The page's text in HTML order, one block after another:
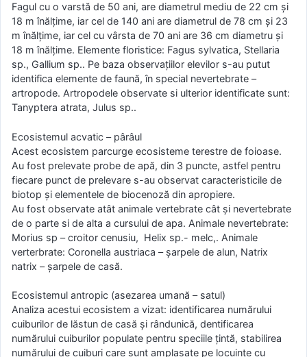
Fagul cu o varstă de 50 ani, are diametrul mediu de 22 cm și
18 m înălțime, iar cel de 140 ani are diametrul de 78 cm și 23
m înălțime, iar cel cu vârsta de 70 ani are 36 cm diametru și
18 m înălțime. Elemente floristice: Fagus sylvatica, Stellaria
sp., Gallium sp.. Pe baza observațiilor elevilor s-au putut
identifica elemente de faună, în special nevertebrate –
artropode. Artropodele observate si ulterior identificate sunt:
Tanyptera atrata, Julus sp..
Ecosistemul acvatic – pârâul
Acest ecosistem parcurge ecosisteme terestre de foioase.
Au fost prelevate probe de apă, din 3 puncte, astfel pentru
fiecare punct de prelevare s-au observat caracteristicile de
biotop și elementele de biocenoză din apropiere.
Au fost observate atât animale vertebrate cât și nevertebrate
de o parte si de alta a cursului de apa. Animale nevertebrate:
Morius sp – croitor cenusiu, Helix sp.- melc,. Animale
verterbrate: Coronella austriaca – șarpele de alun, Natrix
natrix – șarpele de casă.
Ecosistemul antropic (asezarea umană – satul)
Analiza acestui ecosistem a vizat: identificarea numărului
cuiburilor de lăstun de casă și rândunică, dentificarea
numărului cuiburilor populate pentru speciile țintă, stabilirea
numărului de cuiburi care sunt amplasate pe locuințe cu